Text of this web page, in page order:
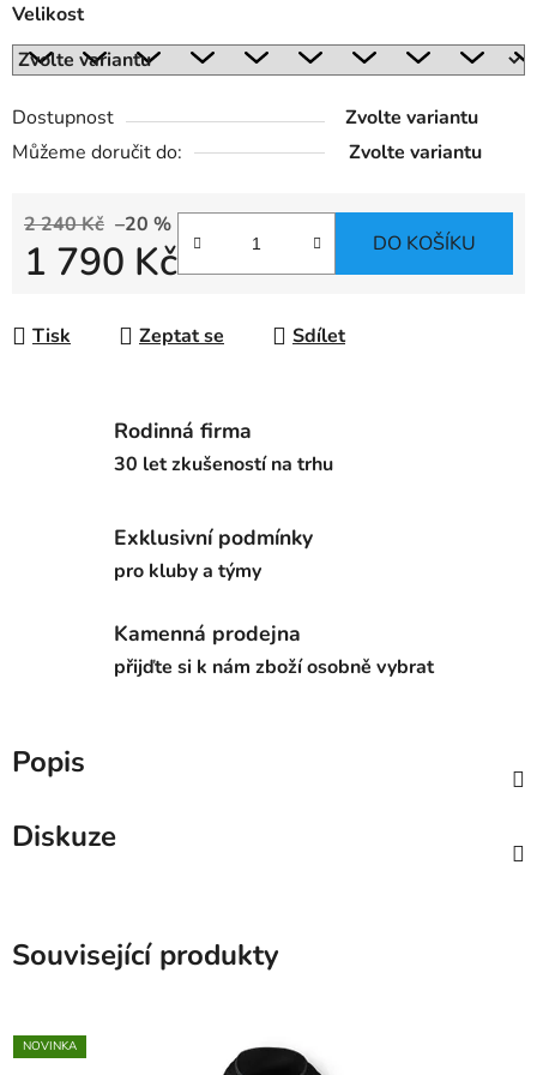
Velikost
Dostupnost
Zvolte variantu
Můžeme doručit do:
Zvolte variantu
2 240 Kč –20 %
1 790 Kč DO KOŠÍKU
Tisk Zeptat se Sdílet
Rodinná firma
30 let zkušeností na trhu
Exklusivní podmínky
pro kluby a týmy
Kamenná prodejna
přijďte si k nám zboží osobně vybrat
Popis
Diskuze
Související produkty
NOVINKA